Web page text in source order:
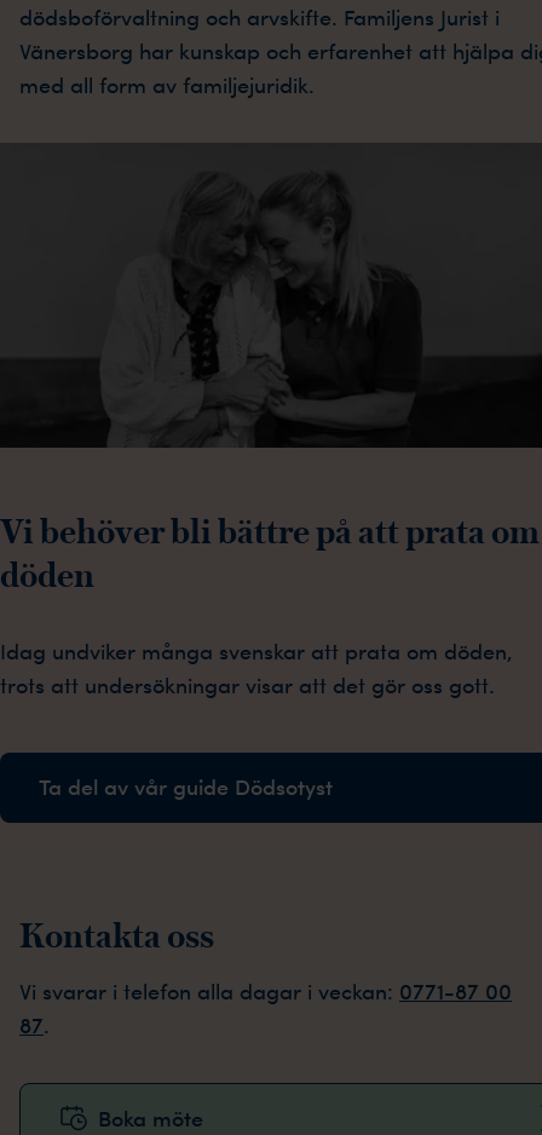
dödsboförvaltning och arvskifte. Familjens Jurist i
Vänersborg har kunskap och erfarenhet att hjälpa
med all form av familjejuridik.
Vi behöver bli bättre på att prata om
döden
Idag undviker många svenskar att prata om döden,
trots att undersökningar visar att det gör oss gott.
Ta del av vår guide Dödsotyst
Kontakta oss
Vi svarar i telefon alla dagar i veckan: 0771-87 00
87.
Boka möte